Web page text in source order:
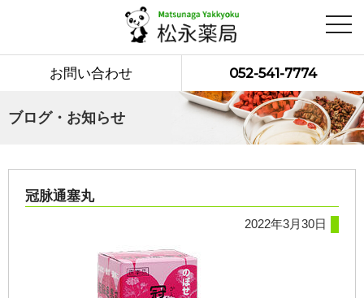
052-541-7774
お問い合わせ
ブログ・お知らせ
冠脉通塞丸
2022年3月30日